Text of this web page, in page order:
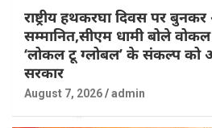
राष्ट्रीय हथकरघा दिवस पर
सम्मानित,सीएम धामी बोले
‘लोकल टू ग्लोबल’ के संकल्प को
सरकार
August 7, 2026 admin